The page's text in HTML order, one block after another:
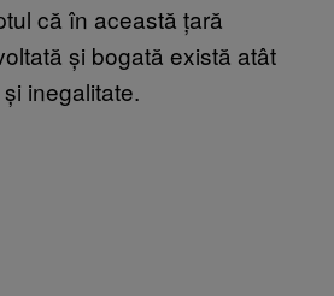
că în această țară
și bogată există atât
inegalitate.